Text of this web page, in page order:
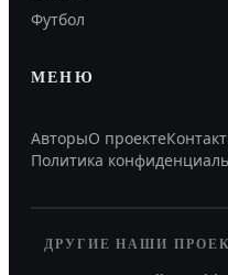
Футбол
МЕНЮ
АвторыО проекте
Политика
ДРУГИЕ НАШИ